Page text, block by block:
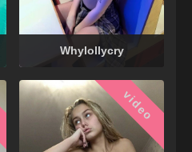
Whylollycry
video